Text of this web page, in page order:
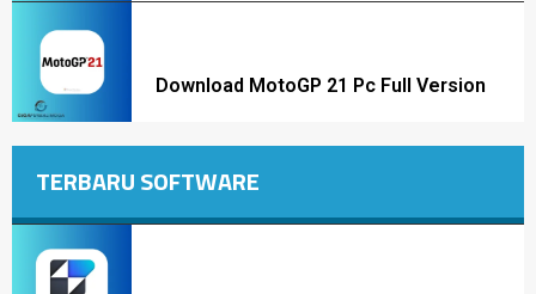
Download MotoGP 21 Pc Full Version
TERBARU SOFTWARE